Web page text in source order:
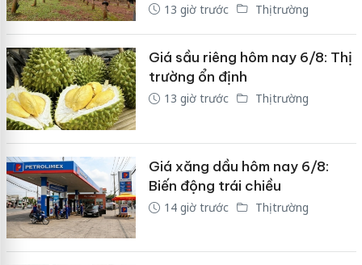
13 giờ trước Thị trường
Giá sầu riêng hôm nay 6/8: Thị
trường ổn định
13 giờ trước Thị trường
Giá xăng dầu hôm nay 6/8:
Biến động trái chiều
14 giờ trước Thị trường